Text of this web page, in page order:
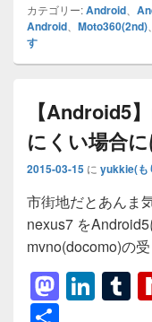
o
d
n
e
dI
bl
r
カテゴリー:Android
Android Moto360(2nd)
す
【Android5
にくい場合
2015-03-15 に yukkie(も
市街地だとあんま
nexus7 を
mvno(docomo)の受
M Li T